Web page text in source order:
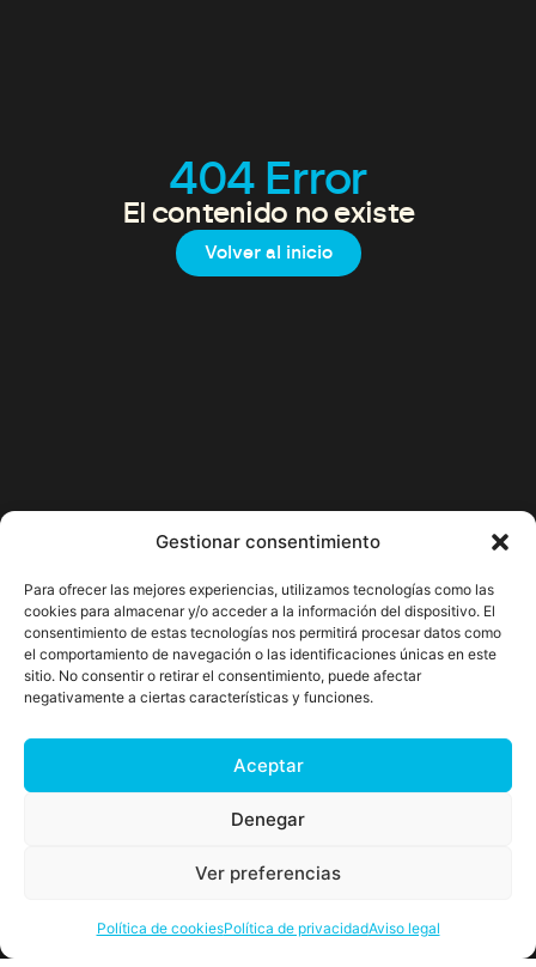
Gestionar consentimiento
Para ofrecer las mejores experiencias, utilizamos tecnologías como las
cookies para almacenar y/o acceder a la información del dispositivo. El
consentimiento de estas tecnologías nos permitirá procesar datos como
el comportamiento de navegación o las identificaciones únicas en este
sitio. No consentir o retirar el consentimiento, puede afectar
negativamente a ciertas características y funciones.
Aceptar
Denegar
Ver preferencias
Política de cookiesPolítica de privacidadAviso legal
404 Error
El contenido no existe
Volver al inicio